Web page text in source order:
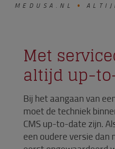
MEDUSA.NL
Met
altijd up-
Bij het aangaan van
moet de techniek
CMS up-to-date zijn.
een oudere versie dan